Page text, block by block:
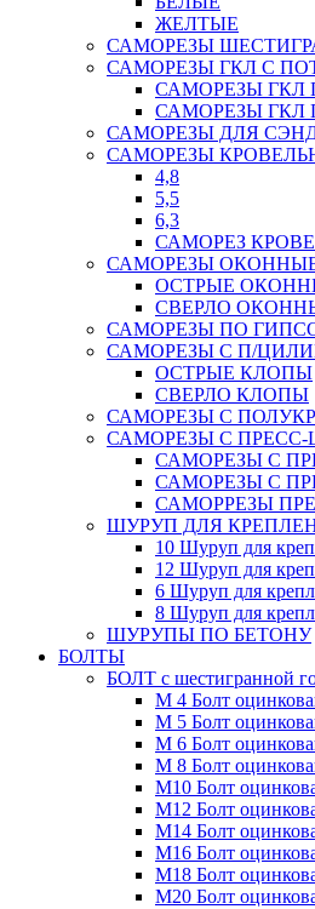
ЖЕЛТЫЕ
САМОРЕЗЫ
САМОРЕЗЫ ГКЛ С
САМОРЕЗЫ ГКЛ
САМОРЕЗЫ ГКЛ
САМОРЕЗЫ ДЛЯ
САМОРЕЗЫ
4,8
5,5
6,3
САМОРЕЗ
САМОРЕЗЫ
ОСТРЫЕ
СВЕРЛО
САМОРЕЗЫ ПО
САМОРЕЗЫ С П/
ОСТРЫЕ КЛОПЫ
СВЕРЛО КЛОПЫ
САМОРЕЗЫ С
САМОРЕЗЫ С
САМОРЕЗЫ С
САМОРЕЗЫ С
САМОРРЕЗЫ
ШУРУП ДЛЯ
10 Шуруп для
12 Шуруп для
6 Шуруп для
8 Шуруп для
ШУРУПЫ ПО БЕТОНУ
БОЛТЫ
БОЛТ с шестигранной
М 4 Болт
М 5 Болт
М 6 Болт
М 8 Болт
М10 Болт
М12 Болт
М14 Болт
М16 Болт
М18 Болт
М20 Болт